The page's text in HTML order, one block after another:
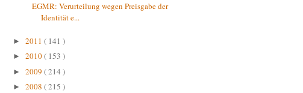
EGMR: Verurteilung wegen Preisgabe der
Identität e...
► 2011 ( 141 )
► 2010( 153 )
► 2009 ( 214 )
► 2008 ( 215 )